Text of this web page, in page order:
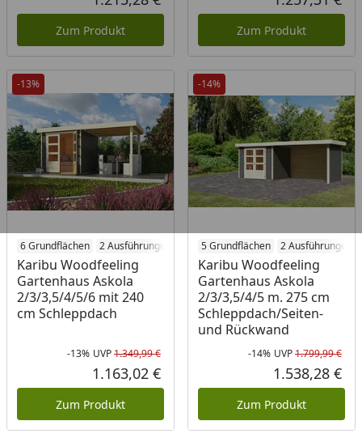
Aktueller Preis
Zum Produkt Zum Produkt
-13%
6 Grundflächen 2 Ausführungen
Karibu Woodfeeling
Gartenhaus Askola
2/3/3,5/4/5/6 mit 240
cm Schleppdach
Rabatt in Prozent
-13%
Ursprünglicher Preis
UVP1.349,99 €
Aktueller Preis
1.163,02 €
Zum Produkt
-14%
5 Grundflächen 2 Ausführungen
Karibu Woodfeeling
Gartenhaus Askola
2/3/3,5/4/5 m. 275 cm
Schleppdach/Seiten-
und Rückwand
-14% UVP1.799,99 €
1.538,28 €
Zum Produkt